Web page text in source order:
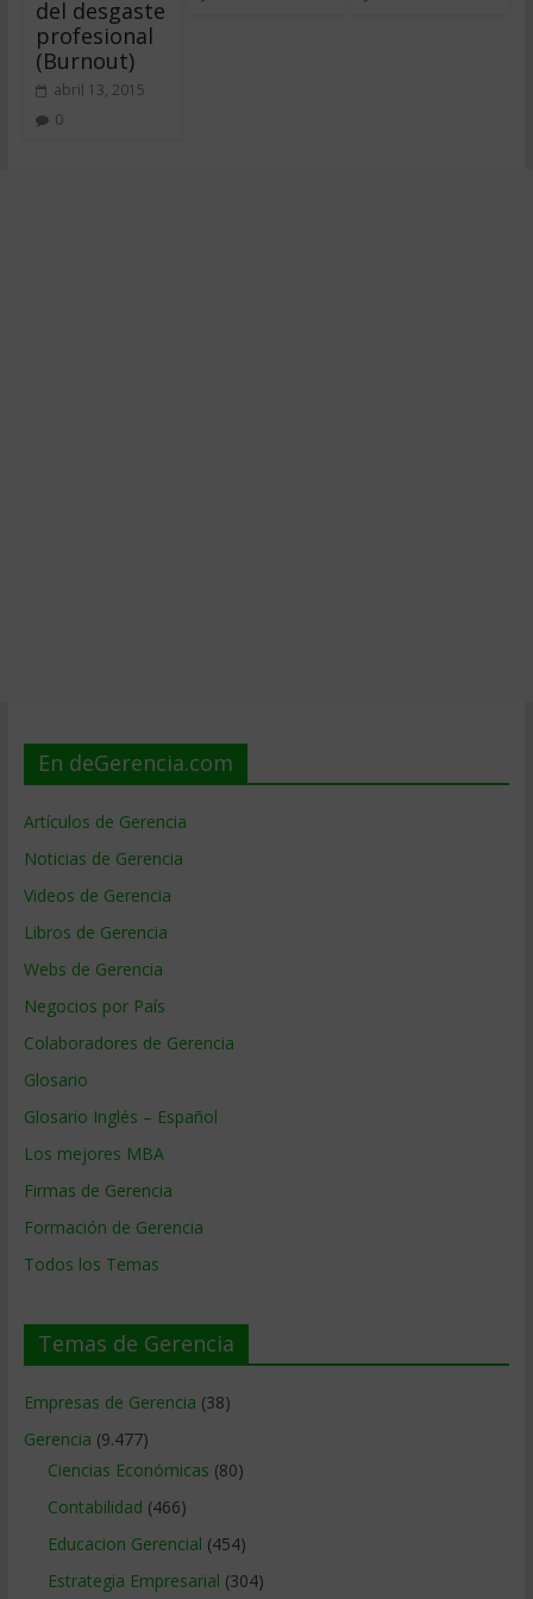
del desgaste
profesional
(Burnout)
abril 13, 2015
0
En deGerencia.com
Artículos de Gerencia
Noticias de Gerencia
Videos de Gerencia
Libros de Gerencia
Webs de Gerencia
Negocios por País
Colaboradores de Gerencia
Glosario
Glosario Inglés – Español
Los mejores MBA
Firmas de Gerencia
Formación de Gerencia
Todos los Temas
Temas de Gerencia
Empresas de Gerencia (38)
Gerencia (9.477)
Ciencias Económicas (80)
Contabilidad (466)
Educacion Gerencial (454)
Estrategia Empresarial (304)